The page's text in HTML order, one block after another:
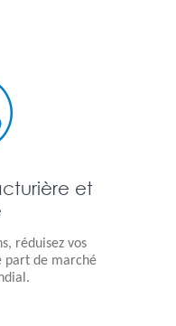
et
réduisez vos
part de marché